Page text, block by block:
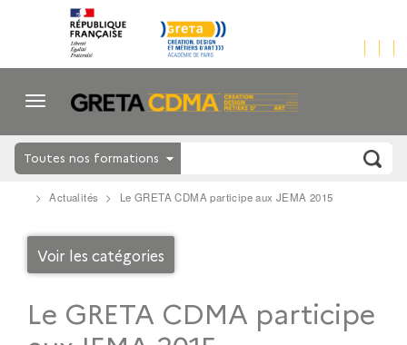
Toutes nos formations
Actualités Le GRETA CDMA participe aux JEMA 2015
Voir les catégories
Le GRETA CDMA participe